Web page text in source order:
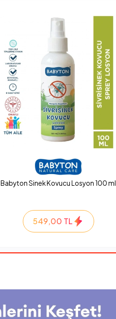
Babyton Sinek Kovucu Losyon 100 ml
549,00 TL